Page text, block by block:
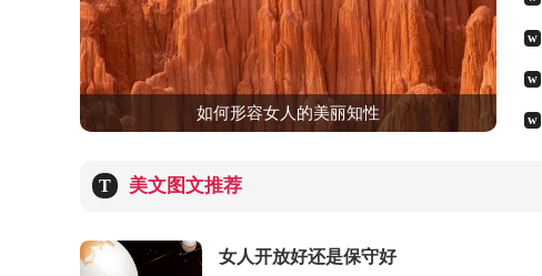
如何形容女人的美丽知性
w
w
w
T 美文图文推荐
女人开放好还是保守好